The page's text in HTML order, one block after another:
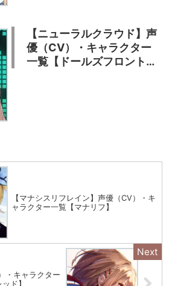
【ニューラルクラウド】声
優（CV）・キャラクター
一覧【ドールズフロントラ
【マナシスリフレイン】声優（CV）・キ
ャラクター一覧【マナリフ】
・キャラクター
ド】